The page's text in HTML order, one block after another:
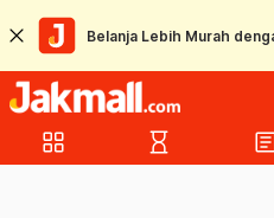
Belanja Lebih Murah
grid_view hourglass_empty